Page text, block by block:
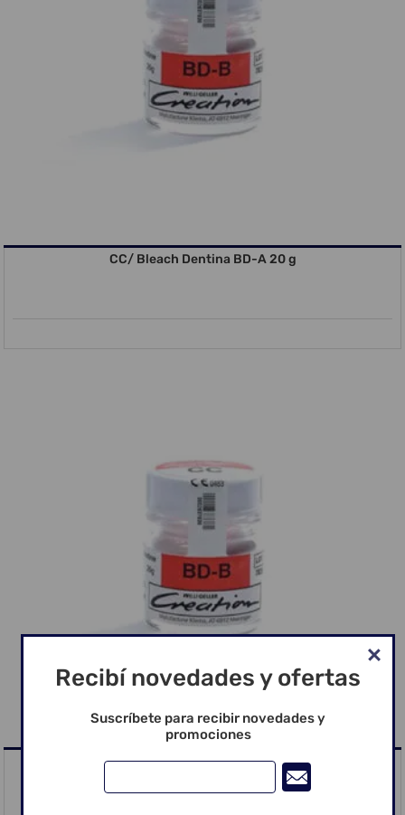
CC/ Bleach Dentina BD-A 20 g
CC/ Bleach Dentina BD-B 20 g
Recibí novedades y ofertas
Suscríbete para recibir novedades y
promociones